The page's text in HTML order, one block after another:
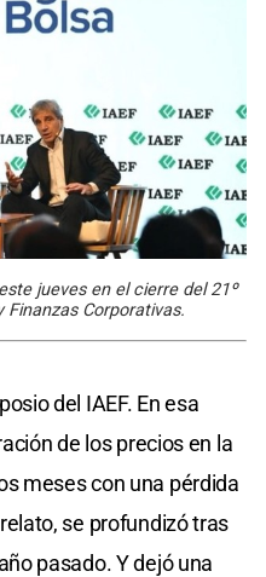
jueves en el cierre del 21º
Corporativas.
del IAEF. En esa
de los precios en la
meses con una pérdida
se profundizó tras
pasado. Y dejó una